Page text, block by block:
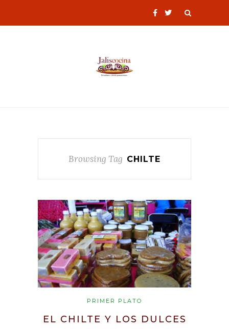
Browsing Tag CHILTE
PRIMER PLATO
EL CHILTE Y LOS DULCES